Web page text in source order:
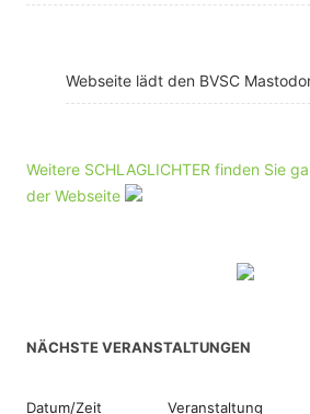
Webseite lädt den BVSC
Weitere SCHLAGLICHTER finden Sie
der Webseite
NÄCHSTE VERANSTALTUNGEN
Datum/Zeit Veranstaltung